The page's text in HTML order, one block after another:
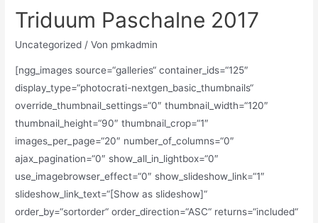
Triduum Paschalne 2017
Uncategorized / Von pmkadmin
[ngg_images source=“galleries“ container_ids=“125″
display_type=“photocrati-nextgen_basic_thumbnails“
override_thumbnail_settings=“0″ thumbnail_width=“120″
thumbnail_height=“90″ thumbnail_crop=“1″
images_per_page=“20″ number_of_columns=“0″
ajax_pagination=“0″ show_all_in_lightbox=“0″
use_imagebrowser_effect=“0″ show_slideshow_link=“1″
slideshow_link_text=“[Show as slideshow]“
order_by=“sortorder“ order_direction=“ASC“ returns=“included“